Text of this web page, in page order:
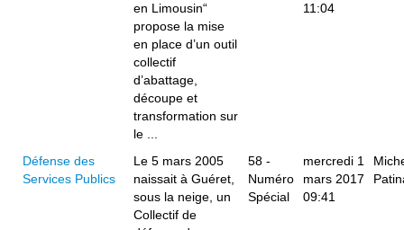
en Limousin“
propose la mise
en place d’un outil
collectif
d’abattage,
découpe et
transformation sur
le ...
11:04
Défense des
Services Publics
Le 5 mars 2005
naissait à Guéret,
sous la neige, un
Collectif de
58 -
Numéro
Spécial
mercredi 1
mars 2017
09:41